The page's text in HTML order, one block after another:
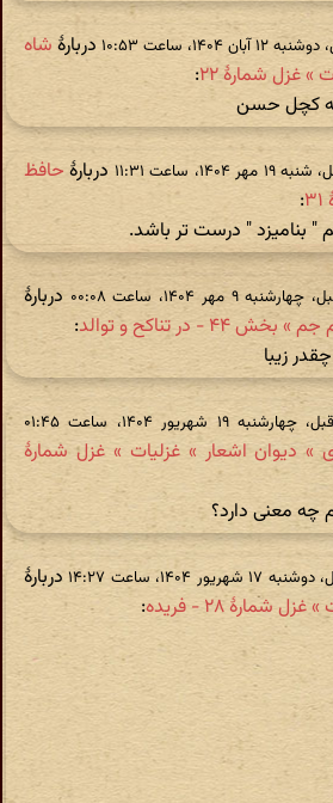
دربارهٔ شاه
» غزل شمارهٔ ۲۲
:
کچل حسن
دربارهٔ حافظ
:
" بنامیزد " درست تر باشد.
دربارهٔ
- در تناکح و توالد
:
زیبا
» دیوان اشعار » غزلیات » غزل شمارهٔ
چه معنی دارد؟
دربارهٔ
شمارهٔ ۲۸ - فریده
: